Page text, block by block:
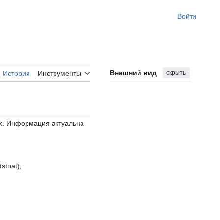
Войти
История Инструменты Внешний вид скрыть
Информация актуальна